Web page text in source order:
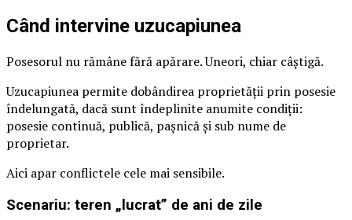
Când intervine uzucapiunea
Posesorul nu rămâne fără apărare. Uneori, chiar câștigă.
Uzucapiunea permite dobândirea proprietății prin posesie
îndelungată, dacă sunt îndeplinite anumite condiții:
posesie continuă, publică, pașnică și sub nume de
proprietar.
Aici apar conflictele cele mai sensibile.
Scenariu: teren „lucrat” de ani de zile